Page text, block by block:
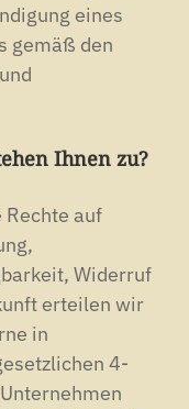
eines
gemäß den
Ihnen zu?
auf
Widerruf
erteilen wir
in
4-